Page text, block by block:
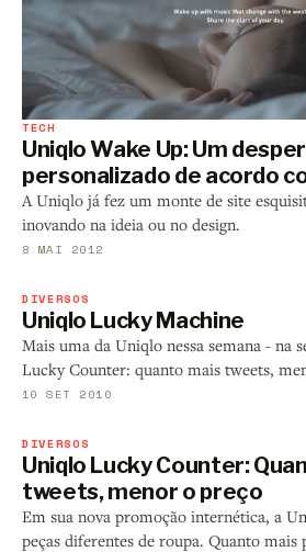
TECH
Uniqlo Wake Up: Um
personalizado de acordo
A Uniqlo já fez um monte de site
inovando na ideia ou no design.
8 MAI 2012
DIVERSOS
Uniqlo Lucky Machine
Mais uma da Uniqlo nessa semana - na
Lucky Counter: quanto mais tweets,
10 SET 2010
DIVERSOS
Uniqlo Lucky Counter:
tweets, menor o preço
Em sua nova promoção internética, a
peças diferentes de roupa. Quanto mais